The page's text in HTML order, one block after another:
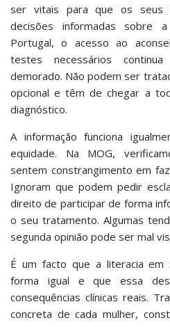
ser vitais para que os seus
decisões informadas sobre
Portugal, o acesso ao
testes necessários
demorado. Não podem ser
opcional e têm de chegar a
diagnóstico.
A informação funciona
equidade. Na MOG,
sentem constrangimento em
Ignoram que podem pedir
direito de participar de forma
o seu tratamento. Algumas
segunda opinião pode ser mal
É um facto que a literacia
forma igual e que essa
consequências clínicas reais.
concreta de cada mulher,